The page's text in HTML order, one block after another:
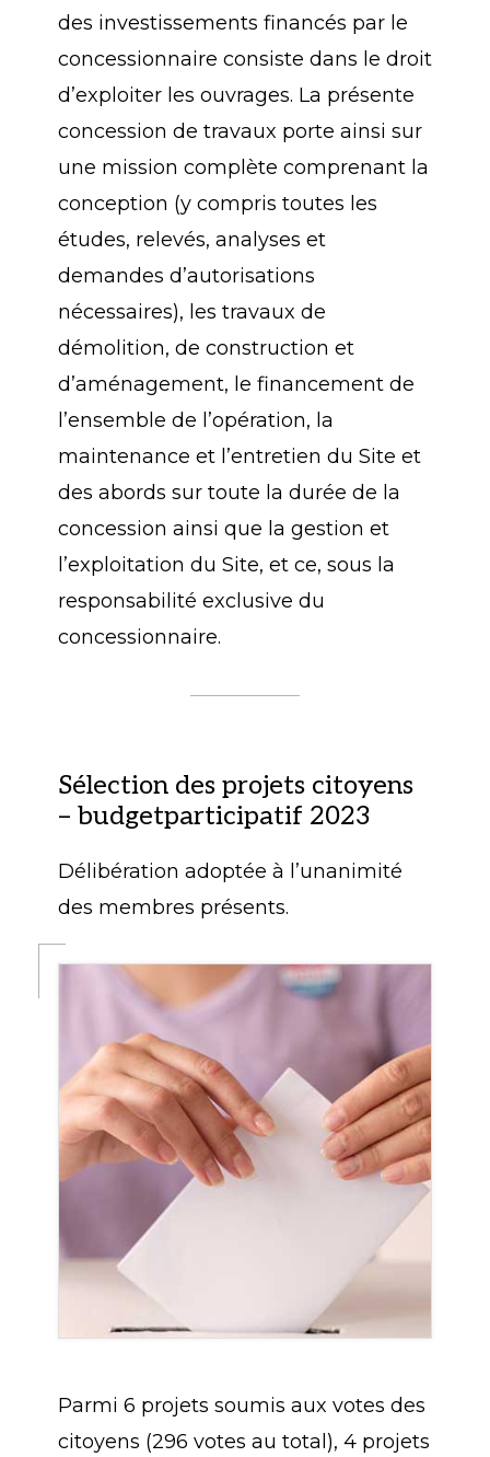
des investissements financés par le
concessionnaire consiste dans le droit
d’exploiter les ouvrages. La présente
concession de travaux porte ainsi sur
une mission complète comprenant la
conception (y compris toutes les
études, relevés, analyses et
demandes d’autorisations
nécessaires), les travaux de
démolition, de construction et
d’aménagement, le financement de
l’ensemble de l’opération, la
maintenance et l’entretien du Site et
des abords sur toute la durée de la
concession ainsi que la gestion et
l’exploitation du Site, et ce, sous la
responsabilité exclusive du
concessionnaire.
Sélection des projets citoyens
– budgetparticipatif 2023
Délibération adoptée à l’unanimité
des membres présents.
Parmi 6 projets soumis aux votes des
citoyens (296 votes au total), 4 projets